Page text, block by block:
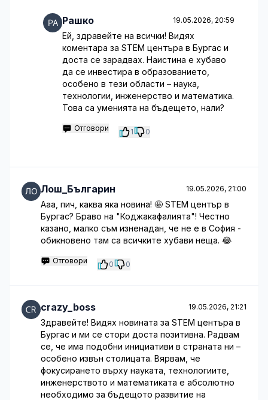
Рашко 19.05.2026, 20:59
Ей, здравейте на всички! Видях
коментара за STEM центъра в Бургас и
доста се зарадвах. Наистина е хубаво
да се инвестира в образованието,
особено в тези области – наука,
технологии, инженерство и математика.
Това са уменията на бъдещето, нали?
Отговори 1 0
Лош_Българин 19.05.2026, 21:00
Ааа, пич, каква яка новина! 🤩 STEM център в
Бургас? Браво на "Коджакафалията"! Честно
казано, малко съм изненадан, че не е в София -
обикновено там са всичките хубави неща. 😂
Отговори 0 0
crazy_boss 19.05.2026, 21:21
Здравейте! Видях новината за STEM центъра в
Бургас и ми се стори доста позитивна. Радвам
се, че има подобни инициативи в страната ни –
особено извън столицата. Вярвам, че
фокусирането върху науката, технологиите,
инженерството и математиката е абсолютно
необходимо за бъдещото развитие на